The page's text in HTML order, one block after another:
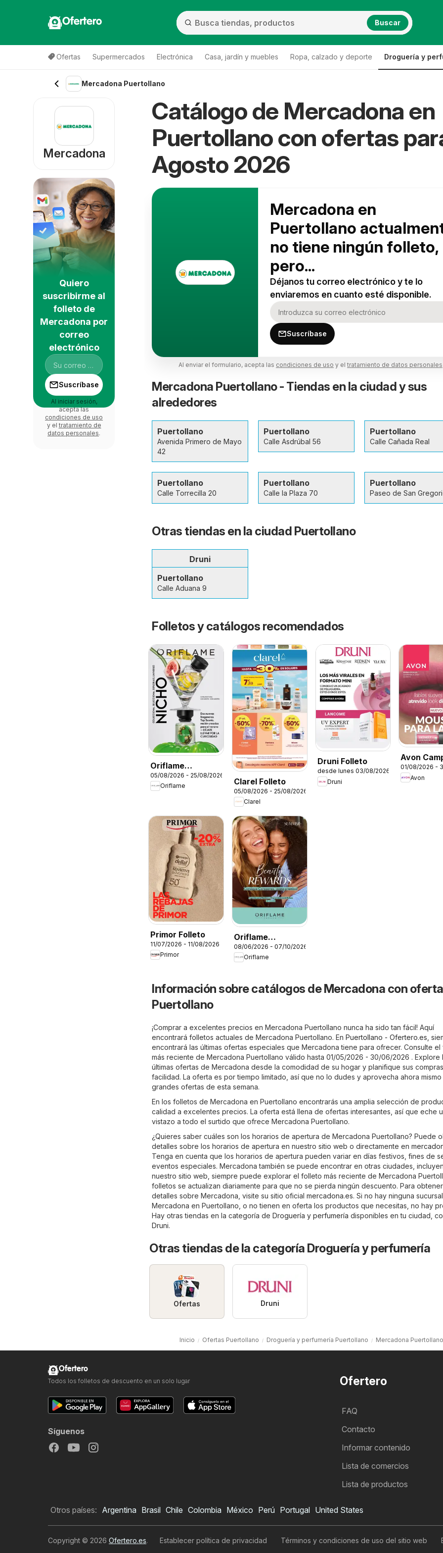
Ofertero Buscar
Ofertas Supermercados Electrónica Casa, jardín y muebles Ropa, calzado y deporte Droguería y
Mercadona Puertollano
Catálogo de Mercadona en
Puertollano con ofertas
Agosto 2026
Mercadona en
Puertollano
no tiene ningún folleto,
pero...
Déjanos tu correo electrónico y te lo
enviaremos en cuanto esté disponible.
Suscríbase
Al enviar el formulario, acepta las condiciones de uso y el tratamiento de datos personales
Mercadona Puertollano - Tiendas en la ciudad y sus
alrededores
Puertollano
Avenida Primero de Mayo
42
Puertollano
Calle Asdrúbal 56
Puertollano
Calle Cañada Real
Puertollano
Calle Torrecilla 20
Puertollano
Calle la Plaza 70
Puertollano
Paseo de San
Otras tiendas en la ciudad Puertollano
Druni
Puertollano
Calle Aduana 9
Folletos y catálogos recomendados
Oriflame
Catálogo
Campaña 11
05/08/2026 - 25/08/2026
Oriflame
Clarel Folleto
05/08/2026 - 25/08/2026
Clarel
Druni Folleto
desde lunes 03/08/2026
Druni
Avon
01/08/2026 -
Avon
Primor Folleto
11/07/2026 - 11/08/2026
Primor
Oriflame
Catálogo Beauty
Rewards
08/06/2026 - 07/10/2026
Oriflame
Información sobre catálogos de Mercadona con
Puertollano
¡Comprar a excelentes precios en Mercadona Puertollano nunca ha sido tan fácil! Aquí
encontrará folletos actuales de Mercadona Puertollano. En Puertollano - Ofertero.es ,
encontrará las últimas ofertas especiales que Mercadona tiene para ofrecer. Consulte
más reciente de Mercadona Puertollano válido hasta 01/05/2026 - 30/06/2026 . Explore
últimas ofertas de Mercadona desde la comodidad de su hogar y planifique sus
facilidad. La oferta es por tiempo limitado, así que no lo dudes y aprovecha ahora mismo
grandes ofertas de esta semana.
En los folletos de Mercadona en Puertollano encontrarás una amplia selección de
calidad a excelentes precios. La oferta está llena de ofertas interesantes, así que eche
vistazo a todo el surtido que ofrece Mercadona Puertollano.
¿Quieres saber cuáles son los horarios de apertura de Mercadona Puertollano? Puede
detalles sobre los horarios de apertura en nuestro sitio web o directamente en
Tenga en cuenta que los horarios de apertura pueden variar en días festivos, fines de
eventos especiales. Mercadona también se puede encontrar en otras ciudades,
nuestro sitio web, siempre puede explorar el folleto más reciente de Mercadona
folletos se actualizan diariamente para que no se pierda ningún descuento. Para
detalles sobre Mercadona, visite su sitio oficial mercadona.es. Si no hay ninguna
Mercadona en Puertollano, o no tienen en oferta los productos que necesitas, no hay
Hay otras tiendas en la categoría de Droguería y perfumería disponibles en tu ciudad,
Druni.
Otras tiendas de la categoría Droguería y perfumería
Ofertas Druni
Inicio Ofertas Puertollano Droguería y perfumería Puertollano Mercadona Puertollano
Mercadona
Quiero
suscribirme al
folleto de
Mercadona por
correo
electrónico
Suscríbase
Al iniciar sesión,
acepta las
condiciones de uso
y el tratamiento de
datos personales.
Ofertero
FAQ
Contacto
Informar contenido
Lista de comercios
Lista de productos
Ofertero
Todos los folletos de descuento en un solo lugar
Síguenos
Otros países: Argentina Brasil Chile Colombia México Perú Portugal United States
Copyright © 2026 Ofertero.es. Establecer política de privacidad Términos y condiciones de uso del sitio web